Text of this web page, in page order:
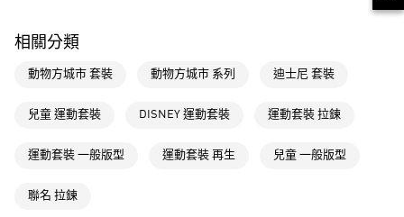
每筆NT$80，滿NT$1,500(含以上)免運費
付款後全家取貨
每筆NT$80，滿NT$1,500(含以上)免運費
付款後萊爾富取貨
相關分類
動物方城市 套裝 動物方城市 系列 迪士尼 套裝
兒童 運動套裝 DISNEY 運動套裝 運動套裝 拉鍊
運動套裝 一般版型 運動套裝 再生 兒童 一般版型
聯名 拉鍊